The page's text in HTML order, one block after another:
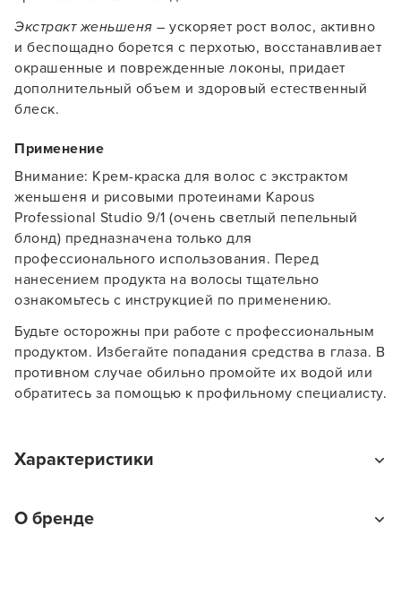
Экстракт женьшеня – ускоряет рост волос, активно
и беспощадно борется с перхотью, восстанавливает
окрашенные и поврежденные локоны, придает
дополнительный объем и здоровый естественный
блеск.
Применение
Внимание: Крем-краска для волос с экстрактом
женьшеня и рисовыми протеинами Kapous
Professional Studio 9/1 (очень светлый пепельный
блонд) предназначена только для
профессионального использования. Перед
нанесением продукта на волосы тщательно
ознакомьтесь с инструкцией по применению.
Будьте осторожны при работе с профессиональным
продуктом. Избегайте попадания средства в глаза. В
противном случае обильно промойте их водой или
обратитесь за помощью к профильному специалисту.
Характеристики
Краска для волос
О бренде
В новом приложении RedHare Market для Android
смотреть товары и оформлять заказы — удобнее и
УСТАНОВИТЬ ИЗ GOOGLE PLAY
ПРОДОЛЖУ ЗДЕСЬ